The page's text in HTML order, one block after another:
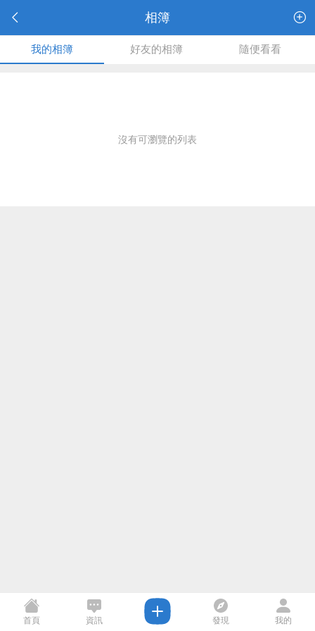
相簿
我的相簿 好友的相簿 隨便看看
沒有可瀏覽的列表
首頁 資訊 發現 我的